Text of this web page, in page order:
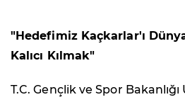
"Hedefimiz Kaçkarlar'ı
Kalıcı Kılmak"
T.C. Gençlik ve Spor Bakanlığı